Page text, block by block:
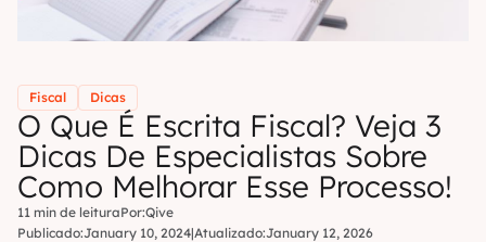
Fiscal Dicas
O Que É Escrita Fiscal? Veja 3
Dicas De Especialistas Sobre
Como Melhorar Esse Processo!
11 min de leituraPor:Qive
Publicado:January 10, 2024|Atualizado:January 12, 2026